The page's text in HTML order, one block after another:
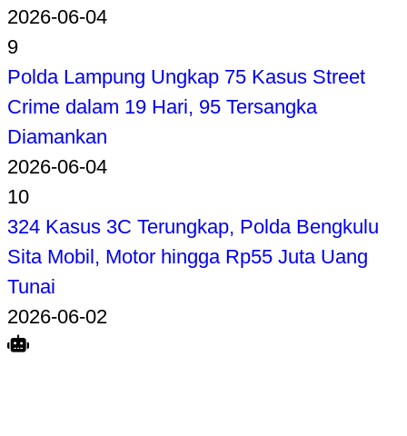
2026-06-04
9
Polda Lampung Ungkap 75 Kasus Street
Crime dalam 19 Hari, 95 Tersangka
Diamankan
2026-06-04
10
324 Kasus 3C Terungkap, Polda Bengkulu
Sita Mobil, Motor hingga Rp55 Juta Uang
Tunai
2026-06-02